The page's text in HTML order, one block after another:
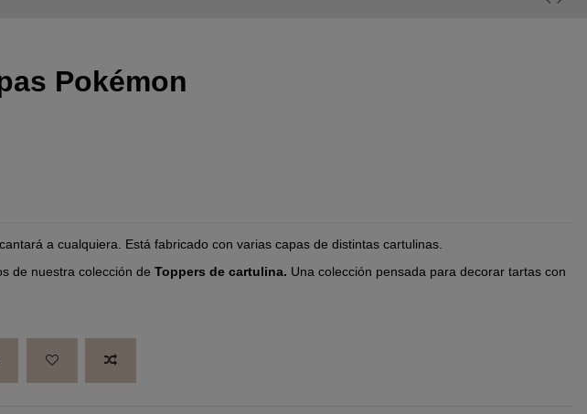
Pokémon
a cualquiera. Está fabricado con varias capas de distintas cartulinas.
de nuestra colección de Toppers de cartulina. Una colección pensada para decorar tartas con